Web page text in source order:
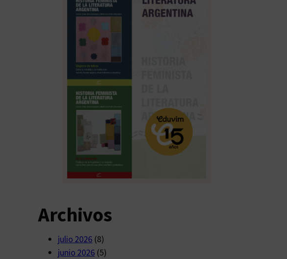
Archivos
julio 2026(8)
junio 2026(5)